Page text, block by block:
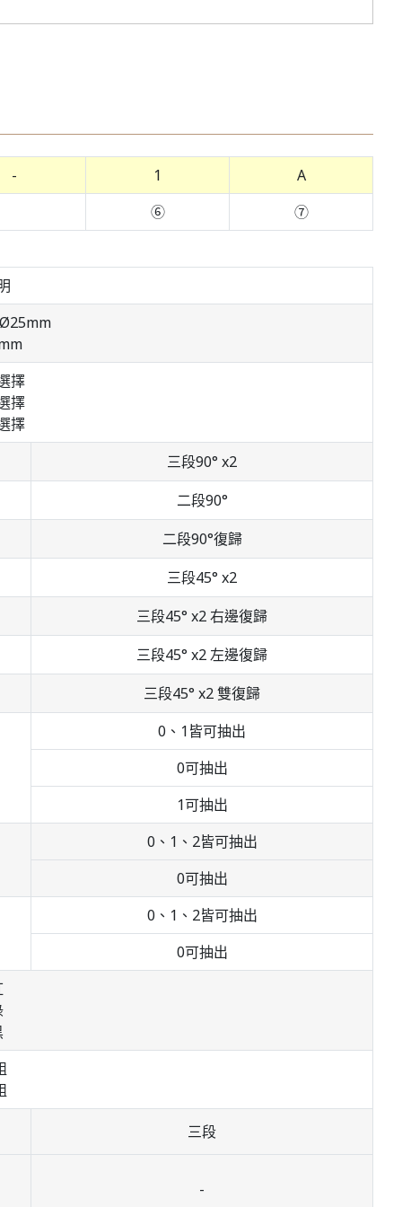
- 1
A
⑥ ⑦
擇
擇
擇
三段90° x2
二段90°
二段90°復歸
三段45° x2
三段45° x2 右邊復歸
三段45° x2 左邊復歸
三段45° x2 雙復歸
0、1皆可抽出
0可抽出
1可抽出
0、1、2皆可抽出
0可抽出
0、1、2皆可抽出
0可抽出
三段
-